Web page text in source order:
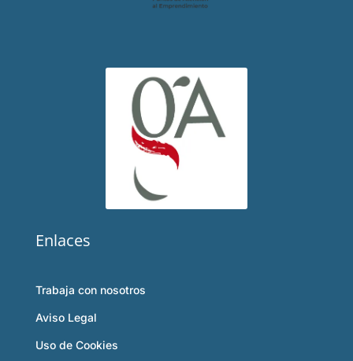
Enlaces
Trabaja con nosotros
Aviso Legal
Uso de Cookies